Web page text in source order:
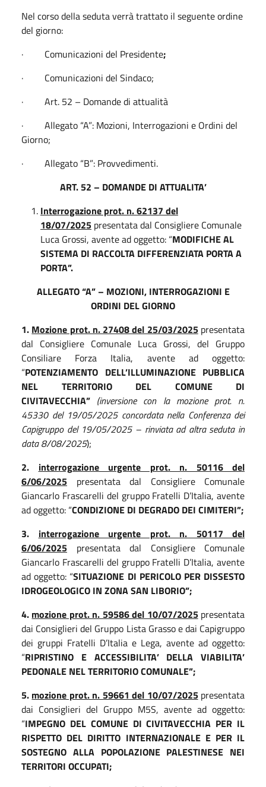
Nel corso della seduta verrà trattato il seguente ordine
del giorno:
· Comunicazioni del Presidente;
· Comunicazioni del Sindaco;
· Art. 52 – Domande di attualità
· Allegato “A”: Mozioni, Interrogazioni e Ordini del
Giorno;
· Allegato “B”: Provvedimenti.
ART. 52 – DOMANDE DI ATTUALITA’
Interrogazione prot. n. 62137 del
18/07/2025 presentata dal Consigliere Comunale
Luca Grossi, avente ad oggetto: “MODIFICHE AL
SISTEMA DI RACCOLTA DIFFERENZIATA PORTA A
PORTA”.
ALLEGATO “A” – MOZIONI, INTERROGAZIONI E
ORDINI DEL GIORNO
1. Mozione prot. n. 27408 del 25/03/2025presentata
dal Consigliere Comunale Luca Grossi, del Gruppo
Consiliare Forza Italia, avente ad oggetto:
“POTENZIAMENTO DELL’ILLUMINAZIONE PUBBLICA
NEL TERRITORIO DEL COMUNE DI
CIVITAVECCHIA” (inversione con la mozione prot. n.
45330 del 19/05/2025 concordata nella Conferenza dei
Capigruppo del 19/05/2025 – rinviata ad altra seduta in
data 8/08/2025);
2.
interrogazione urgente prot. n. 50116 del
6/06/2025 presentata dal Consigliere Comunale
Giancarlo Frascarelli del gruppo Fratelli D’Italia, avente
ad oggetto: “CONDIZIONE DI DEGRADO DEI CIMITERI”;
3.
interrogazione urgente prot. n. 50117 del
6/06/2025 presentata dal Consigliere Comunale
Giancarlo Frascarelli del gruppo Fratelli D’Italia, avente
ad oggetto: “SITUAZIONE DI PERICOLO PER DISSESTO
IDROGEOLOGICO IN ZONA SAN LIBORIO”;
4. mozione prot. n. 59586 del 10/07/2025presentata
dai Consiglieri del Gruppo Lista Grasso e dai Capigruppo
dei gruppi Fratelli D’Italia e Lega, avente ad oggetto:
“RIPRISTINO E ACCESSIBILITA’ DELLA VIABILITA’
PEDONALE NEL TERRITORIO COMUNALE”;
5. mozione prot. n. 59661 del 10/07/2025presentata
dai Consiglieri del Gruppo M5S, avente ad oggetto:
“IMPEGNO DEL COMUNE DI CIVITAVECCHIA PER IL
RISPETTO DEL DIRITTO INTERNAZIONALE E PER IL
SOSTEGNO ALLA POPOLAZIONE PALESTINESE NEI
TERRITORI OCCUPATI;